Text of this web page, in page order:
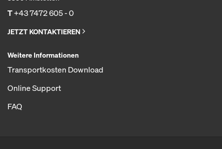
T+43 7472 605 - 0
JETZT KONTAKTIEREN
Weitere Informationen
Transportkosten Download
Online Support
FAQ